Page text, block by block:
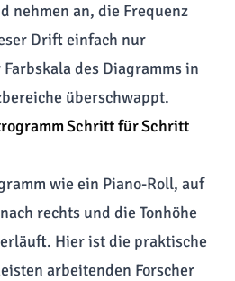
nehmen an, die Frequenz
Drift einfach nur
des Diagramms in
überschwappt.
Schritt für Schritt
wie ein Piano-Roll, auf
rechts und die Tonhöhe
Hier ist die praktische
arbeitenden Forscher